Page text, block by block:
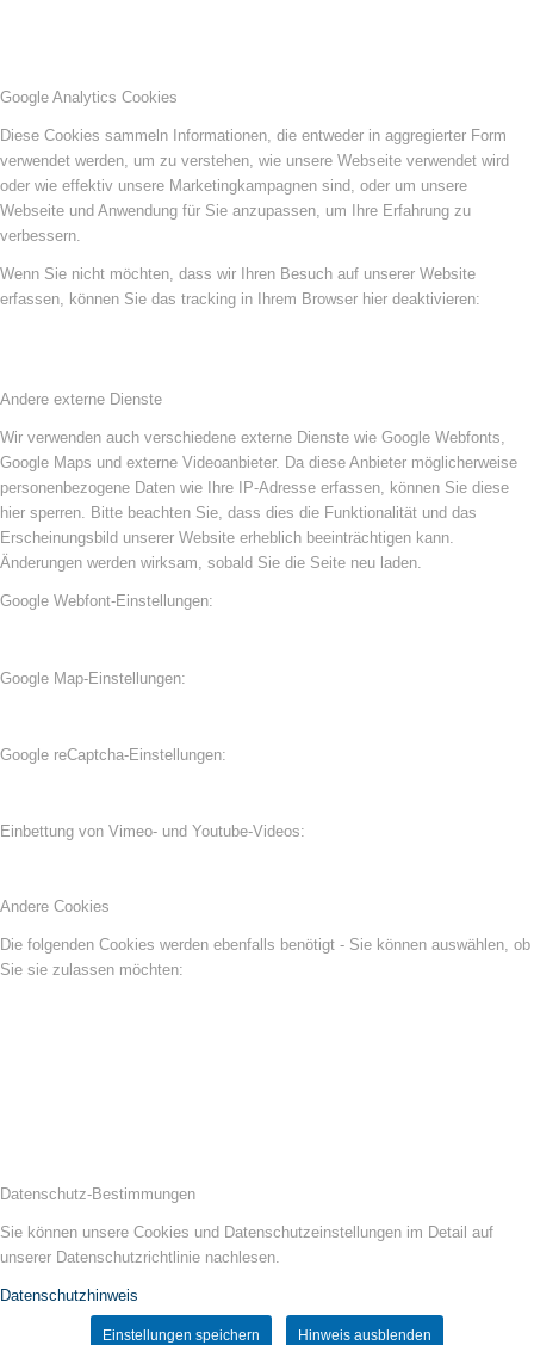
Google Analytics Cookies
Diese Cookies sammeln Informationen, die entweder in aggregierter Form
verwendet werden, um zu verstehen, wie unsere Webseite verwendet wird
oder wie effektiv unsere Marketingkampagnen sind, oder um unsere
Webseite und Anwendung für Sie anzupassen, um Ihre Erfahrung zu
verbessern.
Wenn Sie nicht möchten, dass wir Ihren Besuch auf unserer Website
erfassen, können Sie das tracking in Ihrem Browser hier deaktivieren:
Andere externe Dienste
Wir verwenden auch verschiedene externe Dienste wie Google Webfonts,
Google Maps und externe Videoanbieter. Da diese Anbieter möglicherweise
personenbezogene Daten wie Ihre IP-Adresse erfassen, können Sie diese
hier sperren. Bitte beachten Sie, dass dies die Funktionalität und das
Erscheinungsbild unserer Website erheblich beeinträchtigen kann.
Änderungen werden wirksam, sobald Sie die Seite neu laden.
Google Webfont-Einstellungen:
Google Map-Einstellungen:
Google reCaptcha-Einstellungen:
Einbettung von Vimeo- und Youtube-Videos:
Andere Cookies
Die folgenden Cookies werden ebenfalls benötigt - Sie können auswählen, ob
Sie sie zulassen möchten:
Datenschutz-Bestimmungen
Sie können unsere Cookies und Datenschutzeinstellungen im Detail auf
unserer Datenschutzrichtlinie nachlesen.
Datenschutzhinweis
Einstellungen speichern Hinweis ausblenden